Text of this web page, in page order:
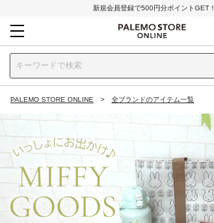
新規会員登録で500円分ポイントGET！
PALEMO STORE ONLINE 全ブランドのアイテム一覧